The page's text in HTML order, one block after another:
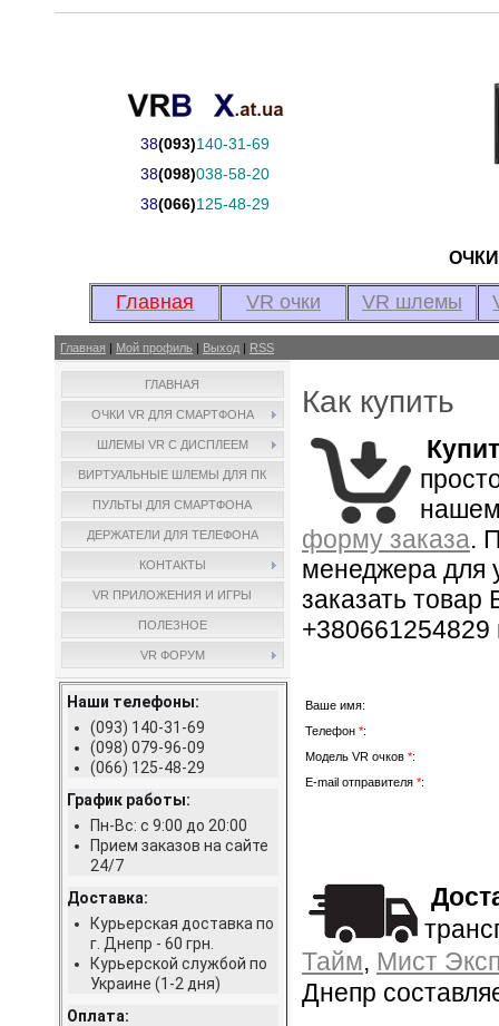
38(093)140-31-69
38(098)038-58-20
38(066)125-48-29
Главная VR очки VR шлемы
Главная | Мой профиль | Выход | RSS
ГЛАВНАЯ
ОЧКИ VR ДЛЯ СМАРТФОНА
ШЛЕМЫ VR С ДИСПЛЕЕМ
ВИРТУАЛЬНЫЕ ШЛЕМЫ ДЛЯ ПК
ПУЛЬТЫ ДЛЯ СМАРТФОНА
ДЕРЖАТЕЛИ ДЛЯ ТЕЛЕФОНА
КОНТАКТЫ
VR ПРИЛОЖЕНИЯ И ИГРЫ
ПОЛЕЗНОЕ
VR ФОРУМ
Наши телефоны:
(093) 140-31-69
(098) 079-96-09
(066) 125-48-29
График работы:
Пн-Вс: с 9:00 до 20:00
Прием заказов на сайте
24/7
Доставка:
Курьерская доставка по
г. Днепр - 60 грн.
Курьерской службой по
Украине (1-2 дня)
Оплата:
Как купить
форму заказа.
менеджера для
заказать
+380661254829
Ваше имя:
Телефон *:
Модель VR очков *:
E-mail отправителя *:
Тайм, Мист
Днепр